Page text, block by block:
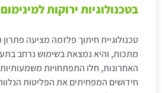
בטכנולוגיות ירוקות
טכנולוגיית חיתוך פלזמה מציעה פתרון
מתכות, והיא נמצאת בשימוש נרחב
האחרונות, חלו התפתחויות
חידושים המפחיתים את הפליטות